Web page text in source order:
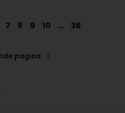
7 8 9 10 ... 36
pagina